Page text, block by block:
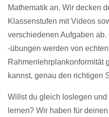
Mathematik an. Wir decken
Klassenstufen mit Videos
verschiedenen Aufgaben
-übungen werden von
Rahmenlehrplankonformität
kannst, genau den richtigen
Willst du gleich loslegen und
lernen? Wir haben für